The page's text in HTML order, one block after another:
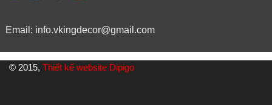
Email: info.vkingdecor@gmail.com
© 2015, Thiết kế website Dipigo